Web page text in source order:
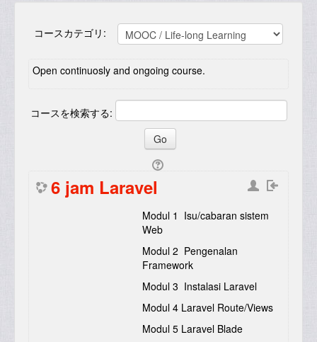
コースカテゴリ:
Open continuosly and ongoing course.
コースを検索する:
6 jam Laravel
Modul 1 Isu/cabaran sistem
Web
Modul 2 Pengenalan
Framework
Modul 3 Instalasi Laravel
Modul 4 Laravel Route/Views
Modul 5 Laravel Blade